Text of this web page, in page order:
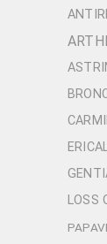
LOSS